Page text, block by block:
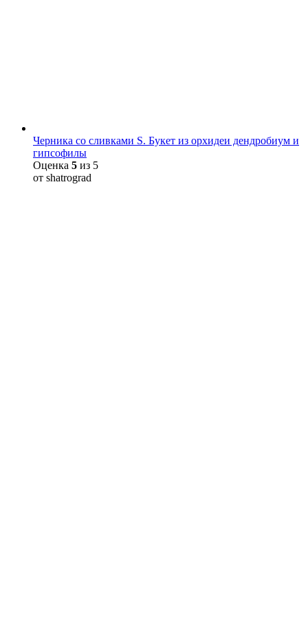
Черника со сливками S. Букет из орхидеи дендробиум и
гипсофилы
Оценка 5 из 5
от shatrograd